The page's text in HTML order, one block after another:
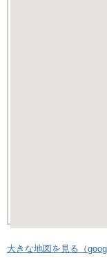
大きな地図を見る（